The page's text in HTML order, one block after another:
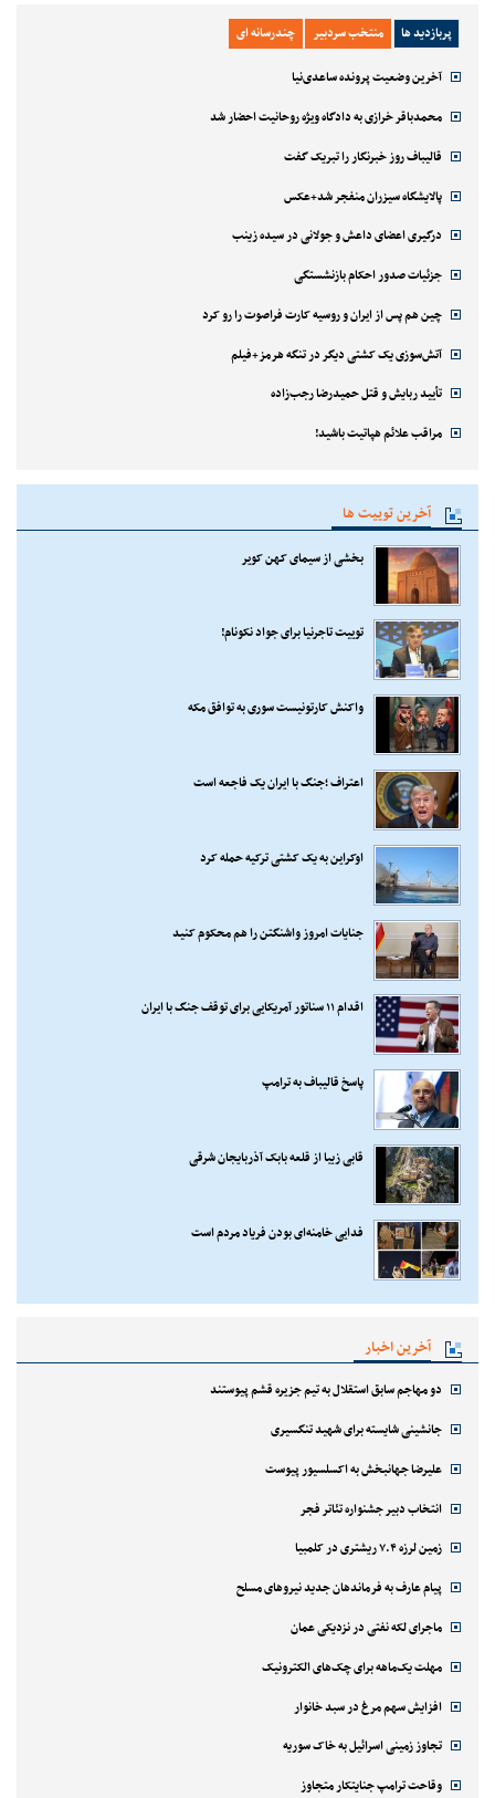
پربازدید ها منتخب سردبیر چندرسانه ای
آخرین وضعیت پرونده ساعدی‌نیا
محمدباقر خرازی به دادگاه ویژه روحانیت احضار شد
قالیباف روز خبرنگار را تبریک گفت
پالایشگاه سیزران منفجر شد+عکس
درگیری اعضای داعش و جولانی در سیده زینب
جزئیات صدور احکام بازنشستگی
چین هم پس از ایران و روسیه کارت فراصوت را رو کرد
آتش‌سوزی یک کشتی دیگر در تنگه هرمز+فیلم
تأیید ربایش و قتل حمیدرضا رجب‌زاده
مراقب علائم هپاتیت باشید!
آخرین توییت ها
بخشی از سیمای کهن کویر
توییت تاجرنیا برای جواد نکونام!
واکنش کارتونیست سوری به توافق مکه
اعتراف ؛جنگ با ایران یک فاجعه است
اوکراین به یک کشتی ترکیه حمله کرد
جنایات امروز واشنگتن را هم محکوم کنید
اقدام ۱۱ سناتور آمریکایی برای توقف جنگ با ایران
پاسخ قالیباف به ترامپ
قابی زیبا از قلعه بابک آذربایجان شرقی
فدایی خامنه‌ای بودن فریاد مردم است
آخرین اخبار
دو مهاجم سابق استقلال به تیم جزیره قشم پیوستند
جانشینی شایسته برای شهید تنگسیری
علیرضا جهانبخش به اکسلسیور پیوست
انتخاب دبیر جشنواره تئاتر فجر
زمین لرزه ۷.۴ ریشتری در کلمبیا
پیام عارف به فرماندهان جدید نیروهای مسلح
ماجرای لکه نفتی در نزدیکی عمان
مهلت یک‌ماهه برای چک‌های الکترونیک
افزایش سهم مرغ در سبد خانوار
تجاوز زمینی اسرائیل به خاک سوریه
وقاحت ترامپ جنایتکار متجاوز